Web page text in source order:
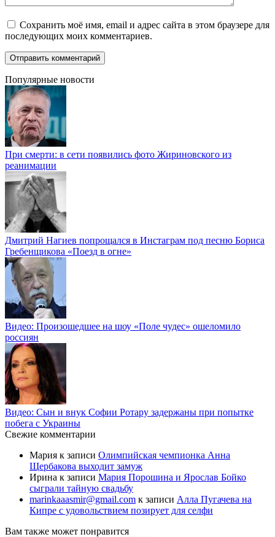
Сохранить моё имя, email и адрес сайта в этом браузере для
последующих моих комментариев.
Популярные новости
При смерти: в сети появились фото Жириновского из
реанимации
Дмитрий Нагиев попрощался в Инстаграм под песню Бориса
Гребенщикова «Поезд в огне»
Видео: Произошедшее на шоу «Поле чудес» ошеломило
россиян
Видео: Сын и внук Софии Ротару задержаны при попытке
побега с Украины
Свежие комментарии
Мария к записи Олимпийская чемпионка Анна
Щербакова выходит замуж
Ирина к записи Мария Порошина и Ярослав Бойко
сыграли тайную свадьбу
marinkaaasmir@gmail.com к записи Алла Пугачева на
Кипре с удовольствием позирует для селфи
Вам также может понравится